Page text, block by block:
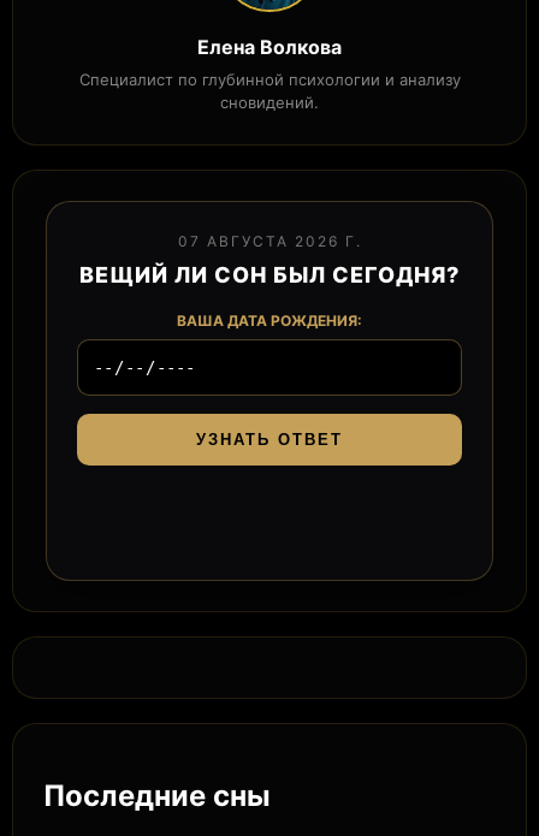
Елена Волкова
Специалист по глубинной психологии и анализу
сновидений.
07 АВГУСТА 2026 Г.
ВЕЩИЙ ЛИ СОН БЫЛ СЕГОДНЯ?
ВАША ДАТА РОЖДЕНИЯ:
УЗНАТЬ ОТВЕТ
Последние сны